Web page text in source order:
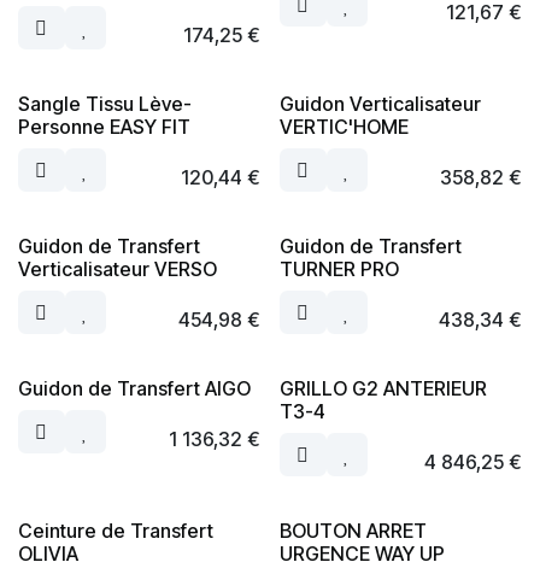
174,25€
121,67 €
Sangle Tissu Lève-
Personne EASY FIT
120,44 €
Guidon Verticalisateur
VERTIC'HOME
358,82 €
Guidon de Transfert
Verticalisateur VERSO
454,98 €
Guidon de Transfert
TURNER PRO
438,34 €
Guidon de Transfert AIGO
1 136,32 €
GRILLO G2 ANTERIEUR
T3-4
4 846,25€
Ceinture de Transfert
OLIVIA
BOUTON ARRET
URGENCE WAY UP